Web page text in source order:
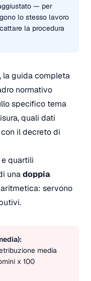
— per
lo stesso lavoro
la procedura
laguida completa
normativo
specifico tema
quali dati
il decreto di
quartili
unadoppia
servono
media
x 100